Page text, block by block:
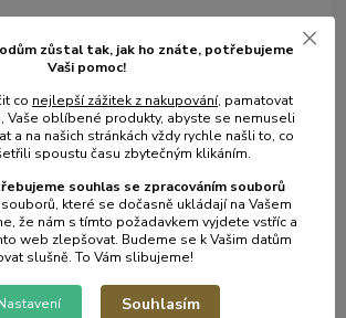
Z.
zůstal tak, jak ho znáte, potřebujeme
Vaši pomoc!
co nejlepší zážitek z nakupování, pamatovat
Vaše oblíbené produkty, abyste se nemuseli
a na našich stránkách vždy rychle našli to, co
spoustu času zbytečným klikáním.
souhlas se zpracováním souborů
které se dočasně ukládají na Vašem
že nám s tímto požadavkem vyjdete vstříc a
web zlepšovat. Budeme se k Vašim datům
slušně. To Vám slibujeme!
Souhlasím